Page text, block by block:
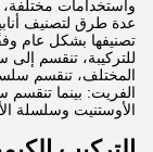
واستخدامات
عدة طرق لتصنيف
تصنيفها بشكل عام
الأوستنيت وسلسلة